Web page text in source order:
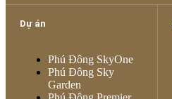
Dự án
Phú Đông SkyOne
Phú Đông Sky
Garden